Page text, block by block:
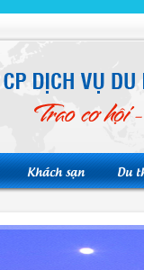
Khách sạn Du